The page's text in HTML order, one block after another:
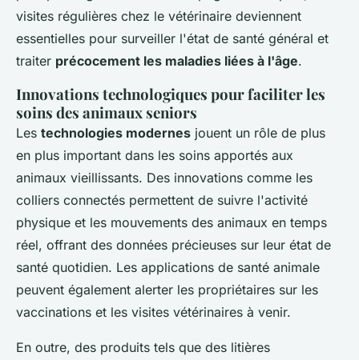
visites régulières chez le vétérinaire deviennent
essentielles pour surveiller l'état de santé général et
traiter précocement les maladies liées à l'âge.
Innovations technologiques pour faciliter les
soins des animaux seniors
Les technologies modernes jouent un rôle de plus
en plus important dans les soins apportés aux
animaux vieillissants. Des innovations comme les
colliers connectés permettent de suivre l'activité
physique et les mouvements des animaux en temps
réel, offrant des données précieuses sur leur état de
santé quotidien. Les applications de santé animale
peuvent également alerter les propriétaires sur les
vaccinations et les visites vétérinaires à venir.
En outre, des produits tels que des litières